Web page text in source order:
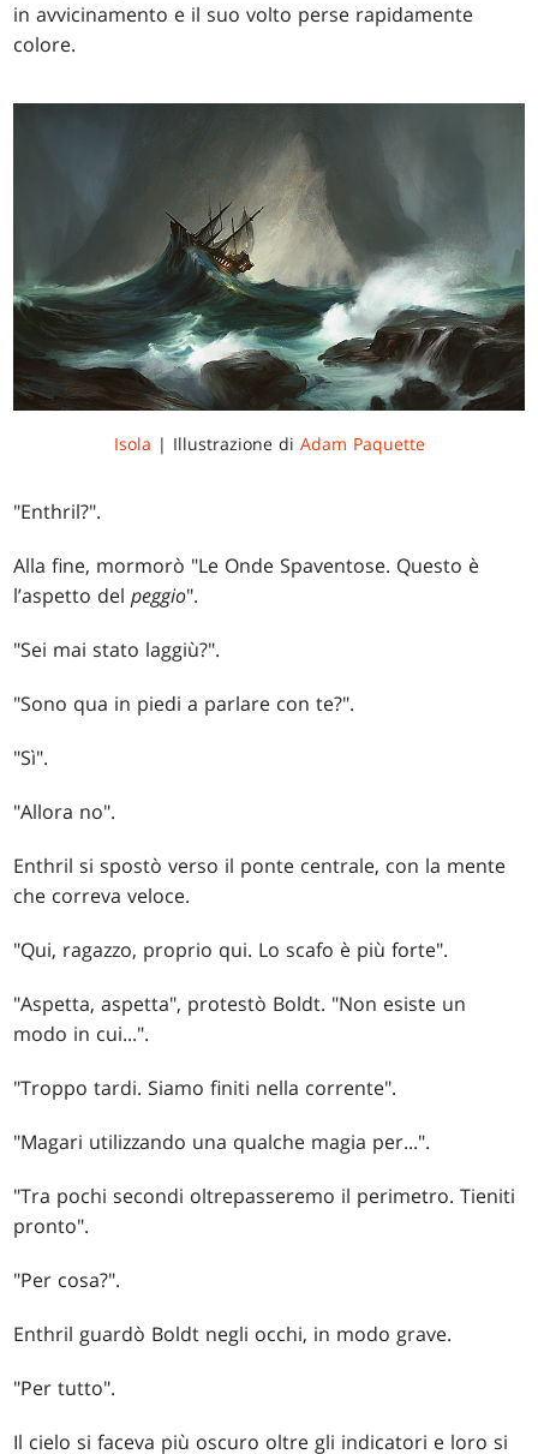
in avvicinamento e il suo volto perse rapidamente
colore.
Isola | Illustrazione di Adam Paquette
"Enthril?".
Alla fine, mormorò "Le Onde Spaventose. Questo è
l’aspetto delpeggio".
"Sei mai stato laggiù?".
"Sono qua in piedi a parlare con te?".
"Sì".
"Allora no".
Enthril si spostò verso il ponte centrale, con la mente
che correva veloce.
"Qui, ragazzo, proprio qui. Lo scafo è più forte".
"Aspetta, aspetta", protestò Boldt. "Non esiste un
modo in cui...".
"Troppo tardi. Siamo finiti nella corrente".
"Magari utilizzando una qualche magia per...".
"Tra pochi secondi oltrepasseremo il perimetro. Tieniti
pronto".
"Per cosa?".
Enthril guardò Boldt negli occhi, in modo grave.
"Per tutto".
Il cielo si faceva più oscuro oltre gli indicatori e loro si